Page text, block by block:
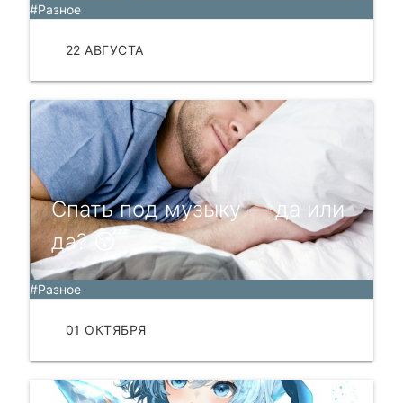
#Разное
22 АВГУСТА
Спать под музыку — да или
да? 😴
#Разное
01 ОКТЯБРЯ